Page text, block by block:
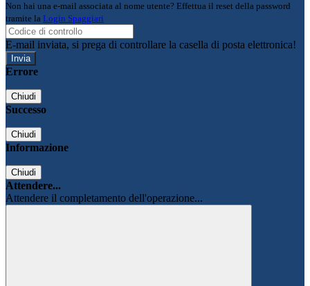
Non hai una e-mail associata al nome utente? Effettua il reset della password
tramite la Login Spaggiari
E-mail inviata, si prega di controllare la casella di posta elettronica!
Errore
Chiudi
Successo
Chiudi
Informazione
Chiudi
Attendere...
Attendere il completamento dell'operazione...